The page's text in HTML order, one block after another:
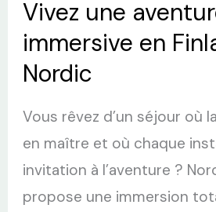
Vivez une
immersive en
Nordic
Vous rêvez d’un séjour où
en maître et où chaque
invitation à l’aventure ?
propose une immersion